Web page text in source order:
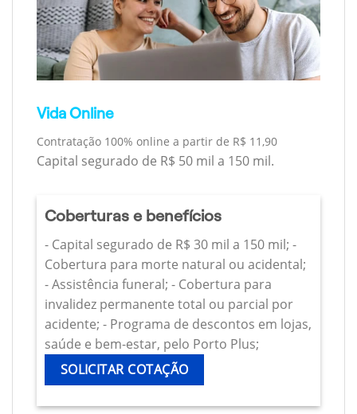
Vida Online
Contratação 100% online a partir de R$ 11,90
Capital segurado de R$ 50 mil a 150 mil.
Coberturas e benefícios
- Capital segurado de R$ 30 mil a 150 mil; -
Cobertura para morte natural ou acidental;
- Assistência funeral; - Cobertura para
invalidez permanente total ou parcial por
acidente; - Programa de descontos em lojas,
saúde e bem-estar, pelo Porto Plus;
SOLICITAR COTAÇÃO